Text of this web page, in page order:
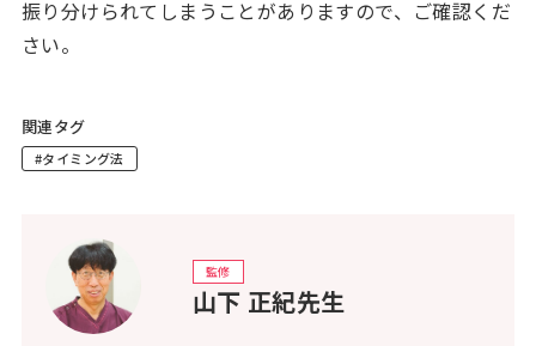
振り分けられてしまうことがありますので、ご確認くだ
さい。
関連タグ
#タイミング法
監修
山下 正紀先生